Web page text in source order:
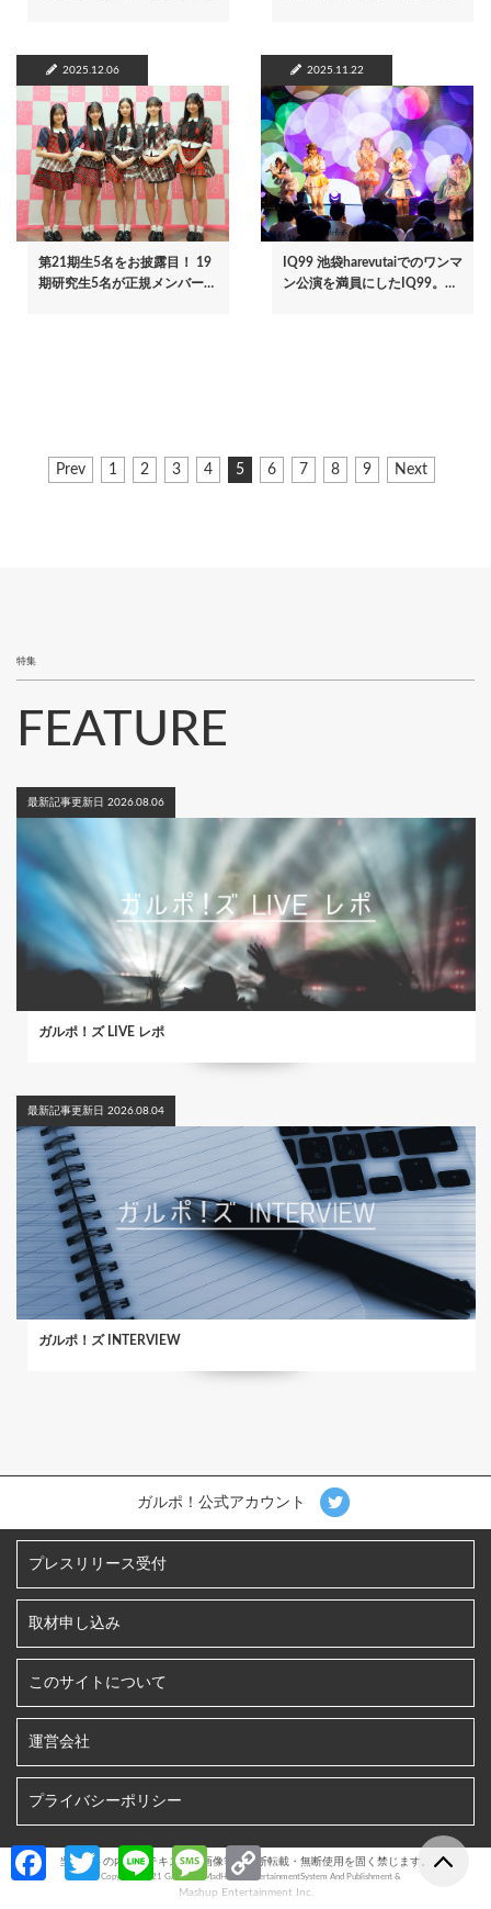
Fa T
Li
M
es
C
o
2025.12.06
第21期生5名をお披露目！ 19
期研究生5名が正規メンバー…
2025.11.22
IQ99 池袋harevutaiでのワンマ
ン公演を満員にしたIQ99。…
前
Prev
ペ
1
ペ
2
ペ
3
ペ
4
カ
5
ペ
6
ペ
7
ペ
8
ペ
9
次
Next
特集
FEATURE
最新記事更新日 2026.08.06
ガルポ！ズ LIVE レポ
最新記事更新日 2026.08.04
ガルポ！ズ INTERVIEW
ガルポ！公式アカウント
プレスリリース受付
取材申し込み
このサイトについて
運営会社
プライバシーポリシー
当サイトの内容、テキスト、画像等の無断転載・無断使用を固く禁じます。
©︎ Copyright 2021 GALPO! / MadHoneyEntertainmentSystem And Publishment &
Mashup Entertainment Inc.